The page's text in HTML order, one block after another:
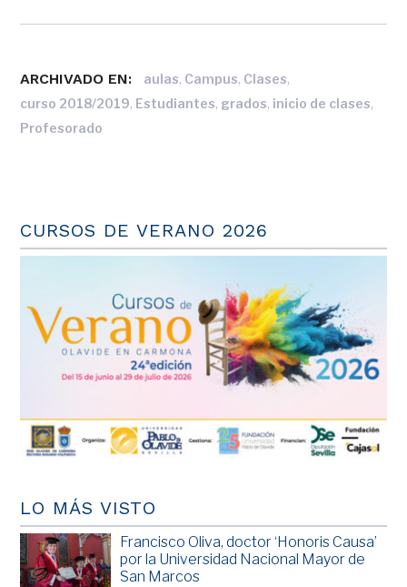
ARCHIVADO EN: aulas, Campus, Clases,
curso 2018/2019, Estudiantes, grados, inicio de clases,
Profesorado
CURSOS DE VERANO 2026
LO MÁS VISTO
Francisco Oliva, doctor ‘Honoris Causa’
por la Universidad Nacional Mayor de
San Marcos